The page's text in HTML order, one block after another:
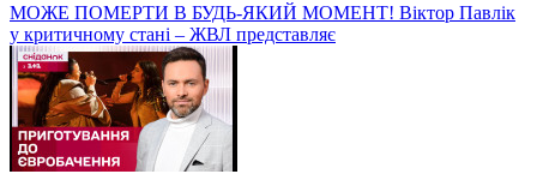
МОЖЕ ПОМЕРТИ В БУДЬ-ЯКИЙ МОМЕНТ! Віктор Павлік
у критичному стані – ЖВЛ представляє